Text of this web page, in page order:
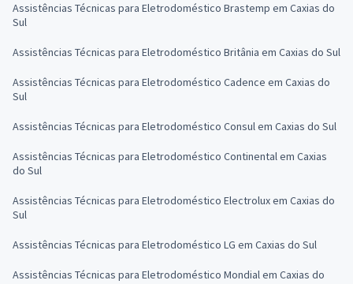
Assistências Técnicas para Eletrodoméstico Brastemp em Caxias do
Sul
Assistências Técnicas para Eletrodoméstico Britânia em Caxias do Sul
Assistências Técnicas para Eletrodoméstico Cadence em Caxias do
Sul
Assistências Técnicas para Eletrodoméstico Consul em Caxias do Sul
Assistências Técnicas para Eletrodoméstico Continental em Caxias
do Sul
Assistências Técnicas para Eletrodoméstico Electrolux em Caxias do
Sul
Assistências Técnicas para Eletrodoméstico LG em Caxias do Sul
Assistências Técnicas para Eletrodoméstico Mondial em Caxias do